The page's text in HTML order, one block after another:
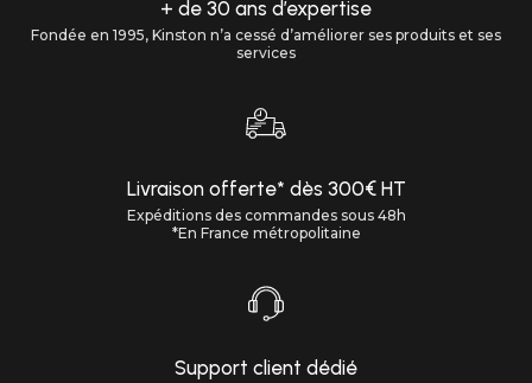
+ de 30 ans d’expertise
Fondée en 1995, Kinston n’a cessé d’améliorer ses produits et ses
services
Livraison offerte* dès 300€ HT
Expéditions des commandes sous 48h
*En France métropolitaine
Support client dédié